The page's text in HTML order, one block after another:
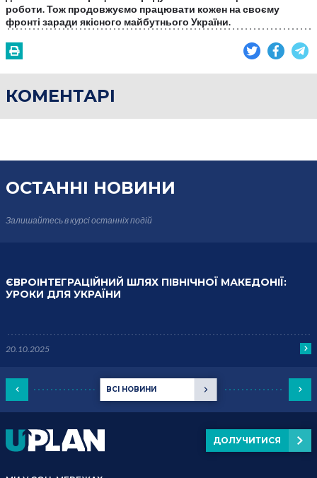
роботи. Тож продовжуємо працювати кожен на своєму
фронті заради якісного майбутнього України.
КОМЕНТАРІ
ОСТАННІ НОВИНИ
Залишайтесь в курсіостанніх подій
ВСІ НОВИНИ
ЄВРОІНТЕГРАЦІЙНИЙ ШЛЯХ ПІВНІЧНОЇ МАКЕДОНІЇ:
УРОКИ ДЛЯ УКРАЇНИ
20.10.2025
ДОЛУЧИТИСЯ